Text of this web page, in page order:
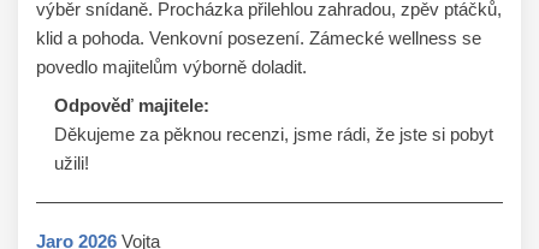
výběr snídaně. Procházka přilehlou zahradou, zpěv ptáčků,
klid a pohoda. Venkovní posezení. Zámecké wellness se
povedlo majitelům výborně doladit.
Odpověď majitele:
Děkujeme za pěknou recenzi, jsme rádi, že jste si pobyt
užili!
Jaro 2026 Vojta